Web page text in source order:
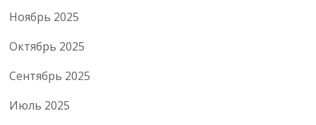
Ноябрь 2025
Октябрь 2025
Сентябрь 2025
Июль 2025